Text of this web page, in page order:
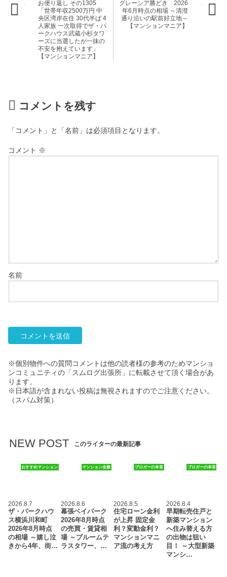
お便り返し その1305
「世帯年収2500万円 中
央区湾岸在住 30代半ば 4
人家族 一次取得でザ・パ
ークハウス武蔵小杉タワ
ーズに当選したが一抹の
不安を抱えています」
【マンションマニア】
グレーシア勝どき 2026
年6月時点の相場 ～清澄
通り沿いの駅前好立地～
【マンションマニア】
コメントを残す
「コメント」と「名前」は必須項目となります。
コメント ※
名前
※個別物件への質問コメントは他の読者様の参考のためマンショ
ンコミュニティの「スムログ出張所」に転載させて頂く場合があ
ります。
※日本語が含まれない投稿は無視されますのでご注意ください。
（スパム対策）
NEW POST このライターの最新記事
おすすめマンション
2026.8.7
ザ・パークハウ
ス横浜川和町
2026年8月時点
の相場 ～嬉し泣
きから4年、街…
マンション全般
2026.8.6
幕張ベイパーク
2026年8月時点
の売買・賃貸相
場 ～ブルームテ
ラスタワー、…
ブロガーの本音
2026.8.5
住宅ローン金利
が上昇 固定金
利？変動金利？
マンションマニ
ア流の考え方
ブロガーの本音
2026.8.4
早期転売住戸と
新築マンション
へ住み替える方
の出物は狙い
目！ ～大型新築
マンシ…